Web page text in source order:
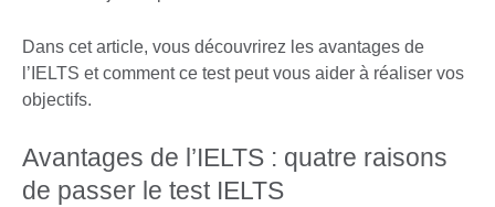
Dans cet article, vous découvrirez les avantages de
l’IELTS et comment ce test peut vous aider à réaliser vos
objectifs.
Avantages de l’IELTS : quatre raisons
de passer le test IELTS